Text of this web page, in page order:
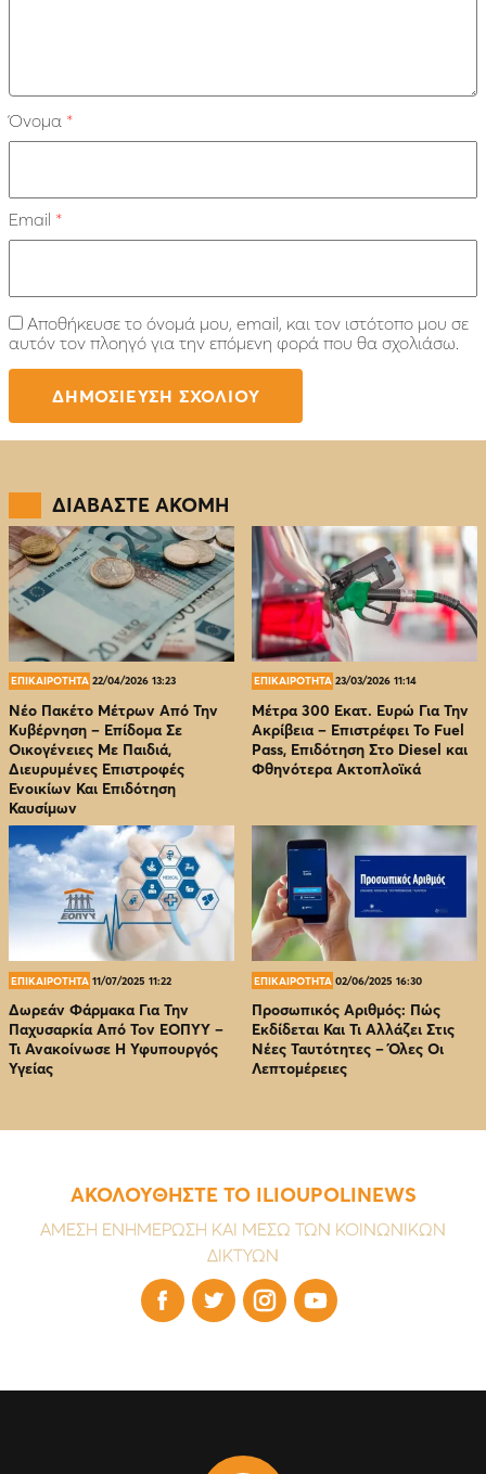
Όνομα *
Email *
Αποθήκευσε το όνομά μου, email, και τον ιστότοπο μου σε
αυτόν τον πλοηγό για την επόμενη φορά που θα σχολιάσω.
ΔΙΑΒΑΣΤΕ ΑΚΟΜΗ
ΕΠΙΚΑΙΡΟΤΗΤΑ 22/04/2026 13:23
Νέο Πακέτο Μέτρων Από Την
Κυβέρνηση – Επίδομα Σε
Οικογένειες Με Παιδιά,
Διευρυμένες Επιστροφές
Ενοικίων Και Επιδότηση
Καυσίμων
ΕΠΙΚΑΙΡΟΤΗΤΑ 23/03/2026 11:14
Μέτρα 300 Εκατ. Ευρώ Για Την
Ακρίβεια – Επιστρέφει Το Fuel
Pass, Επιδότηση Στο Diesel και
Φθηνότερα Ακτοπλοϊκά
ΕΠΙΚΑΙΡΟΤΗΤΑ 11/07/2025 11:22
Δωρεάν Φάρμακα Για Την
Παχυσαρκία Από Τον EOΠΥΥ –
Τι Ανακοίνωσε Η Υφυπουργός
Υγείας
ΕΠΙΚΑΙΡΟΤΗΤΑ 02/06/2025 16:30
Προσωπικός Αριθμός: Πώς
Εκδίδεται Και Τι Αλλάζει Στις
Νέες Ταυτότητες – Όλες Οι
Λεπτομέρειες
ΑΚΟΛΟΥΘΗΣΤΕ ΤΟ ILIOUPOLINEWS
ΑΜΕΣΗ ΕΝΗΜΕΡΩΣΗ ΚΑΙ ΜΕΣΩ ΤΩΝ ΚΟΙΝΩΝΙΚΩΝ
ΔΙΚΤΥΩΝ
   